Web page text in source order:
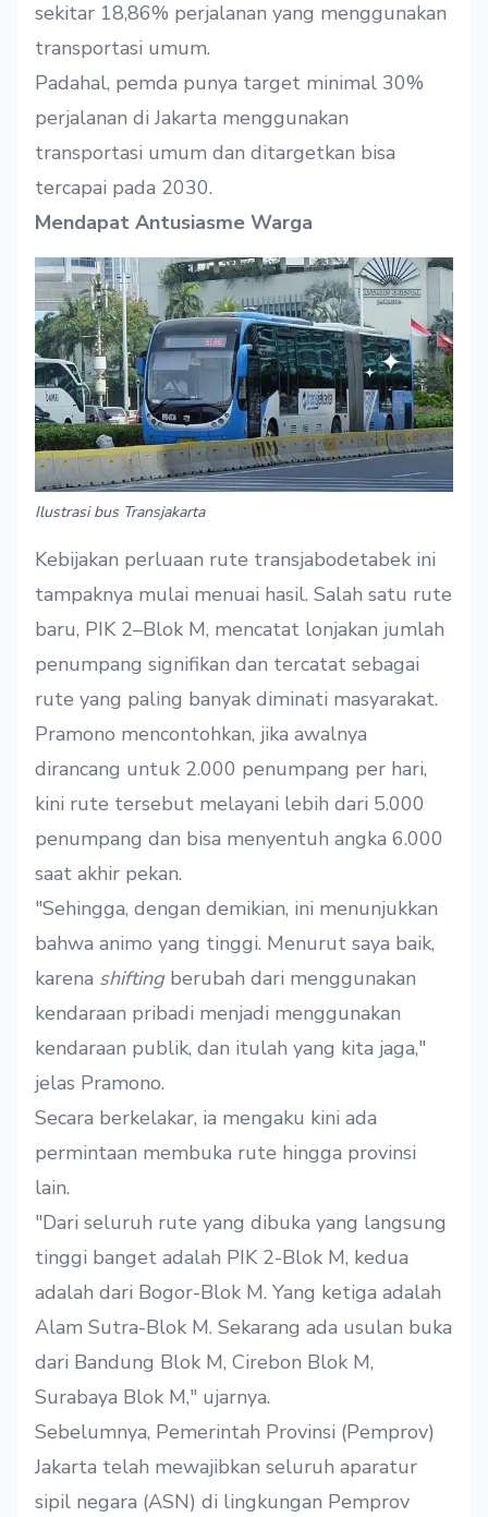
sekitar 18,86% perjalanan yang menggunakan
transportasi umum.
Padahal, pemda punya target minimal 30%
perjalanan di Jakarta menggunakan
transportasi umum dan ditargetkan bisa
tercapai pada 2030.
Mendapat Antusiasme Warga
Ilustrasi bus Transjakarta
Kebijakan perluaan rute transjabodetabek ini
tampaknya mulai menuai hasil. Salah satu rute
baru, PIK 2–Blok M, mencatat lonjakan jumlah
penumpang signifikan dan tercatat sebagai
rute yang paling banyak diminati masyarakat.
Pramono mencontohkan, jika awalnya
dirancang untuk 2.000 penumpang per hari,
kini rute tersebut melayani lebih dari 5.000
penumpang dan bisa menyentuh angka 6.000
saat akhir pekan.
"Sehingga, dengan demikian, ini menunjukkan
bahwa animo yang tinggi. Menurut saya baik,
karena shiftingberubah dari menggunakan
kendaraan pribadi menjadi menggunakan
kendaraan publik, dan itulah yang kita jaga,"
jelas Pramono.
Secara berkelakar, ia mengaku kini ada
permintaan membuka rute hingga provinsi
lain.
"Dari seluruh rute yang dibuka yang langsung
tinggi banget adalah PIK 2-Blok M, kedua
adalah dari Bogor-Blok M. Yang ketiga adalah
Alam Sutra-Blok M. Sekarang ada usulan buka
dari Bandung Blok M, Cirebon Blok M,
Surabaya Blok M," ujarnya.
Sebelumnya, Pemerintah Provinsi (Pemprov)
Jakarta telah mewajibkan seluruh aparatur
sipil negara (ASN) di lingkungan Pemprov